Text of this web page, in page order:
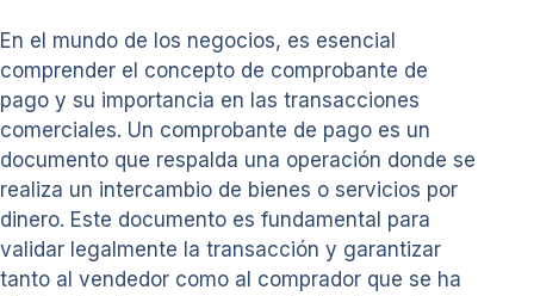
En el mundo de los negocios, es esencial
comprender el concepto de comprobante de
pago y su importancia en las transacciones
comerciales. Un comprobante de pago es un
documento que respalda una operación donde se
realiza un intercambio de bienes o servicios por
dinero. Este documento es fundamental para
validar legalmente la transacción y garantizar
tanto al vendedor como al comprador que se ha